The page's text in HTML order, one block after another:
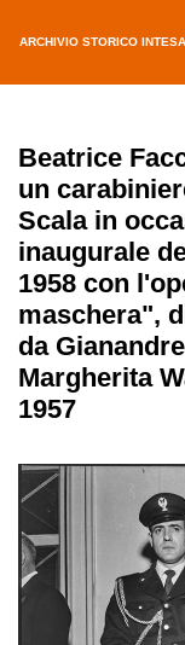
ARCHIVIO STORICO
Beatrice
un
Scala in
inaugurale
1958 con
maschera",
da
Margherita
1957